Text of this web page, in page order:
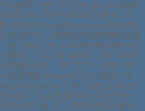
以放置广告的,而且自由度比新浪网的
核的,所以,现在的和讯网,有很多人写
,特别是在Google的adsense没有封锁
,好多的牛人,利用和讯的博客赚得盆满
除了和讯之外,中华网的博客好像也可
概是三个月之前,看到有人在中华网的
需要审批吧. 除了这几个,还有个非
身的博客,blogspot,也可以放置广告,
的adsense了,除了这些,还有好多
妈妈的广告,这也是现在比较流行的一
开始流行.哦,对了,天涯的博客好像也